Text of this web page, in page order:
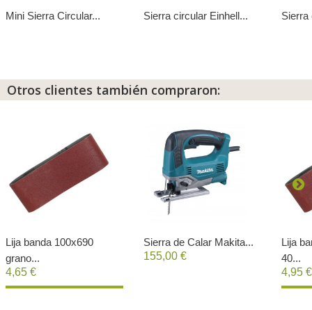
Mini Sierra Circular... Sierra circular Einhell... Sierra
Otros clientes también compraron:
Lija banda 100x690
grano...
4,65 €
Sierra de Calar Makita...
155,00 €
Lija
40...
4,95 €